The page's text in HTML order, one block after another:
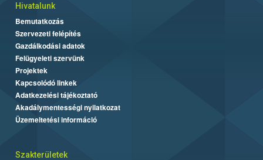
Hivatalunk
Bemutatkozás
Szervezeti felépítés
Gazdálkodási adatok
Felügyeleti szervünk
Projektek
Kapcsolódó linkek
Adatkezelési tájékoztató
Akadálymentességi nyilatkozat
Üzemeltetési információ
Szakterületek